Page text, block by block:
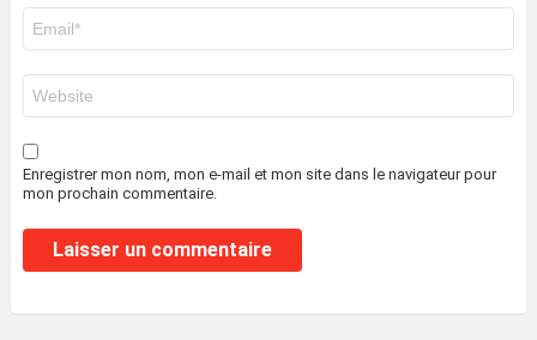
mail
*
web
Enregistrer mon nom, mon e-mail et mon site dans le navigateur pour
mon prochain commentaire.